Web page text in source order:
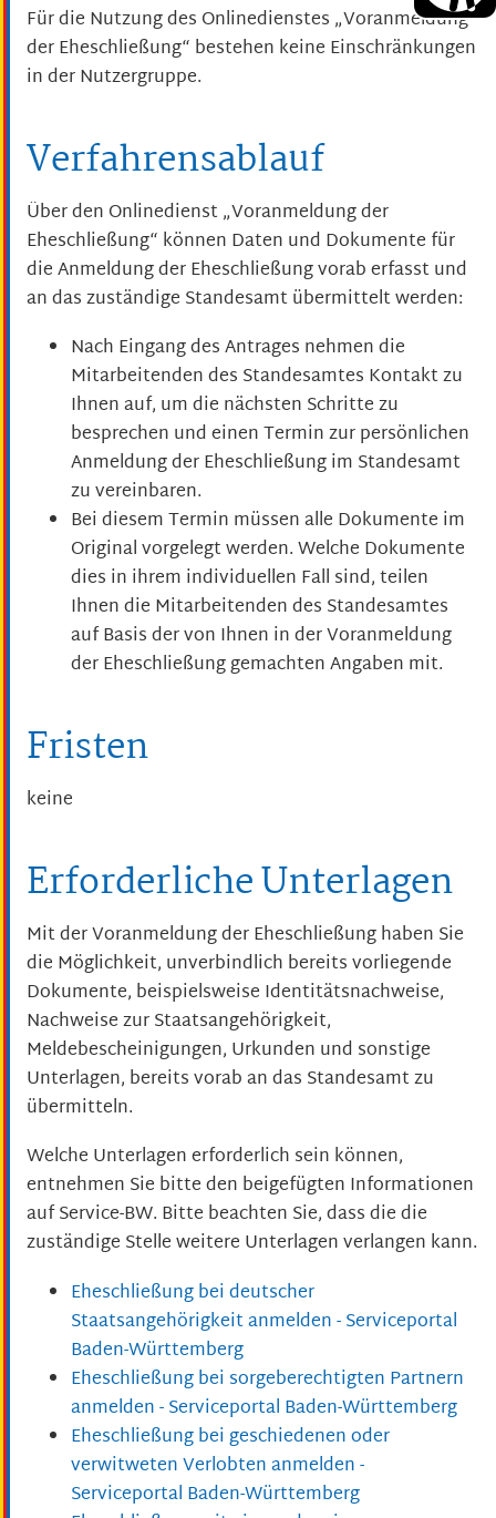
Für die Nutzung des Onlinedienstes „Voranmeldung
der Eheschließung“ bestehen keine Einschränkungen
in der Nutzergruppe.
Verfahrensablauf
Über den Onlinedienst „Voranmeldung der
Eheschließung“ können Daten und Dokumente für
die Anmeldung der Eheschließung vorab erfasst und
an das zuständige Standesamt übermittelt werden:
Nach Eingang des Antrages nehmen die
Mitarbeitenden des Standesamtes Kontakt zu
Ihnen auf, um die nächsten Schritte zu
besprechen und einen Termin zur persönlichen
Anmeldung der Eheschließung im Standesamt
zu vereinbaren.
Bei diesem Termin müssen alle Dokumente im
Original vorgelegt werden. Welche Dokumente
dies in ihrem individuellen Fall sind, teilen
Ihnen die Mitarbeitenden des Standesamtes
auf Basis der von Ihnen in der Voranmeldung
der Eheschließung gemachten Angaben mit.
Fristen
keine
Erforderliche Unterlagen
Mit der Voranmeldung der Eheschließung haben Sie
die Möglichkeit, unverbindlich bereits vorliegende
Dokumente, beispielsweise Identitätsnachweise,
Nachweise zur Staatsangehörigkeit,
Meldebescheinigungen, Urkunden und sonstige
Unterlagen, bereits vorab an das Standesamt zu
übermitteln.
Welche Unterlagen erforderlich sein können,
entnehmen Sie bitte den beigefügten Informationen
auf Service-BW. Bitte beachten Sie, dass die die
zuständige Stelle weitere Unterlagen verlangen kann.
Eheschließung bei deutscher
Staatsangehörigkeit anmelden - Serviceportal
Baden-Württemberg
Eheschließung bei sorgeberechtigten Partnern
anmelden - Serviceportal Baden-Württemberg
Eheschließung bei geschiedenen oder
verwitweten Verlobten anmelden -
Serviceportal Baden-Württemberg